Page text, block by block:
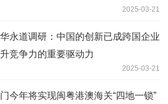
2025-03-21
永道调研：中国的创新已成跨国企业
竞争力的重要驱动力
2025-03-21
今年将实现闽粤港澳海关“四地一锁”